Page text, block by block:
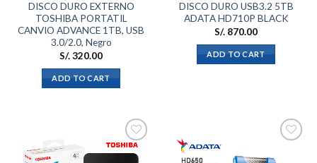
DISCO DURO EXTERNO
TOSHIBA PORTATIL
CANVIO ADVANCE 1TB, USB
3.0/2.0, Negro
S/.320.00
ADD TO CART
DISCO DURO USB3.2 5TB
ADATA HD710P BLACK
S/. 870.00
ADD TO CART